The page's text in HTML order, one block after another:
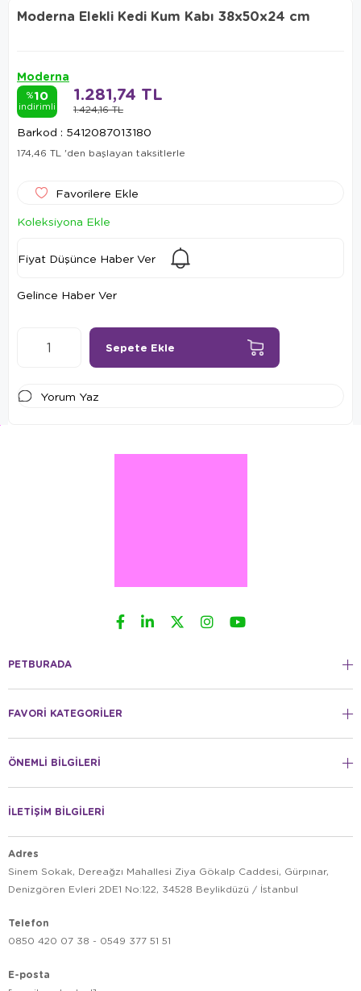
Moderna Elekli Kedi Kum Kabı 38x50x24 cm
Moderna
%10
indirimli 1.424,16 TL
1.281,74 TL
Barkod : 5412087013180
174,46 TL 'den başlayan taksitlerle
Favorilere Ekle
Koleksiyona Ekle
Fiyat Düşünce Haber Ver
Gelince Haber Ver
Yorum Yaz
PETBURADA
FAVORİ KATEGORİLER
ÖNEMLİ BİLGİLERİ
İLETİŞİM BİLGİLERİ
Adres
Sinem Sokak, Dereağzı Mahallesi Ziya Gökalp Caddesi, Gürpınar,
Denizgören Evleri 2DE1 No:122, 34528 Beylikdüzü / İstanbul
Telefon
0850 420 07 38 - 0549 377 51 51
E-posta